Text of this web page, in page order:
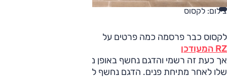
צילום: לקסוס
לקסוס כבר פרסמה כמה פרטים על
RZ המעודכן
אך כעת זה רשמי והדגם נחשף באופן מלא במהדורה האירופאית